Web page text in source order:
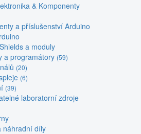
& Komponenty
a příslušenství Arduino
a moduly
a programátory (59)
(20)
(6)
(39)
laboratorní zdroje
náhradní díly